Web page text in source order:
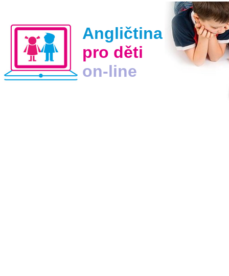
Angličtina
pro děti
on-line